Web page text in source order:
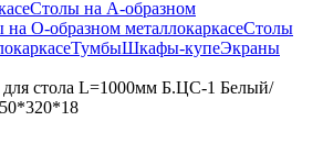
Столы на А-образном
на О-образном металлокаркасеСтолы
ТумбыШкафы-купеЭкраны
для стола L=1000мм Б.ЦС-1 Белый/